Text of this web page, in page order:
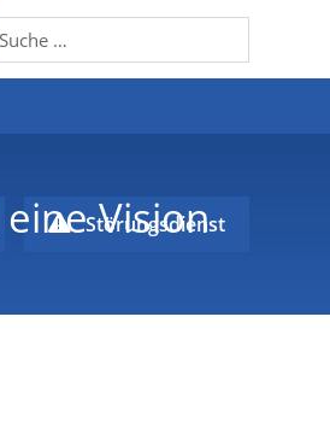
Störungsdienst
eine Vision